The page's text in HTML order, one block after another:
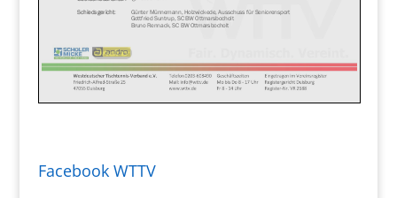
Facebook WTTV